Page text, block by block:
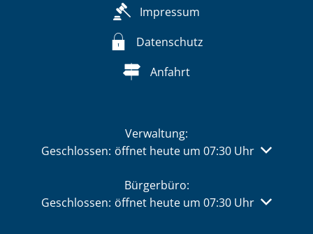
Impressum
Datenschutz
Anfahrt
Verwaltung:
Klicken, um weitere Öffnungs- oder Schließzeiten
Geschlossen: öffnet heute um 07:30 Uhr
Bürgerbüro:
Klicken, um weitere Öffnungs- oder Schließzeiten
Geschlossen: öffnet heute um 07:30 Uhr